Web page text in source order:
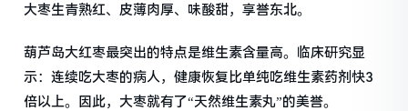
大枣生青熟红、皮薄肉厚、味酸甜，享誉东北。
葫芦岛大红枣最突出的特点是维生素含量高。临床研究显
示：连续吃大枣的病人，健康恢复比单纯吃维生素药剂快3
倍以上。因此，大枣就有了“天然维生素丸”的美誉。